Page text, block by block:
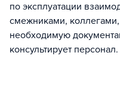
по эксплуатации
смежниками,
необходимую
консультирует персонал.